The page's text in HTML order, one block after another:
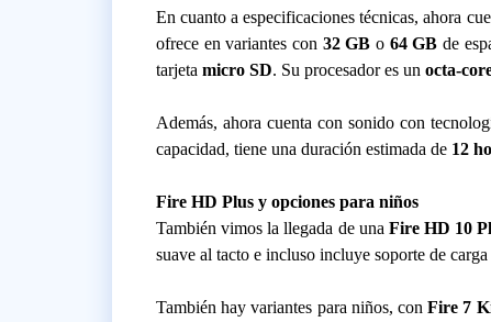
En cuanto a especificaciones técnicas, ahora
ofrece en variantes con 32 GB o 64 GB de
tarjeta micro SD. Su procesador es un octa-
Además, ahora cuenta con sonido con
capacidad, tiene una duración estimada de 12
Fire HD Plus y opciones para niños
También vimos la llegada de una Fire HD 10
suave al tacto e incluso incluye soporte de
También hay variantes para niños, conFire 7